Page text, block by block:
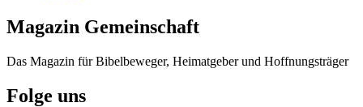
Magazin Gemeinschaft
Das Magazin für Bibelbeweger, Heimatgeber und Hoffnungsträger
Folge uns